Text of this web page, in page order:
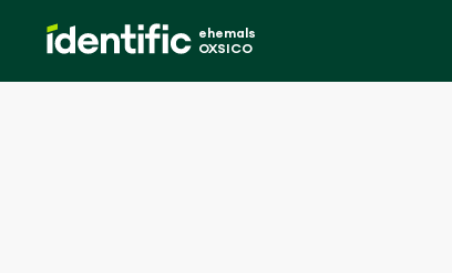
ehemals
OXSICO